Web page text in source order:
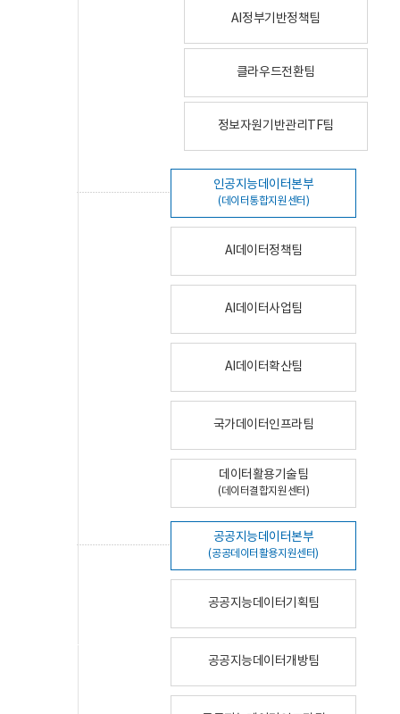
AI정부기반정책팀
클라우드전환팀
정보자원기반관리TF팀
인공지능데이터본부
(데이터통합지원센터)
AI데이터정책팀
AI데이터사업팀
AI데이터확산팀
국가데이터인프라팀
데이터활용기술팀
(데이터결합지원센터)
공공지능데이터본부
(공공데이터활용지원센터)
공공지능데이터기획팀
공공지능데이터개방팀